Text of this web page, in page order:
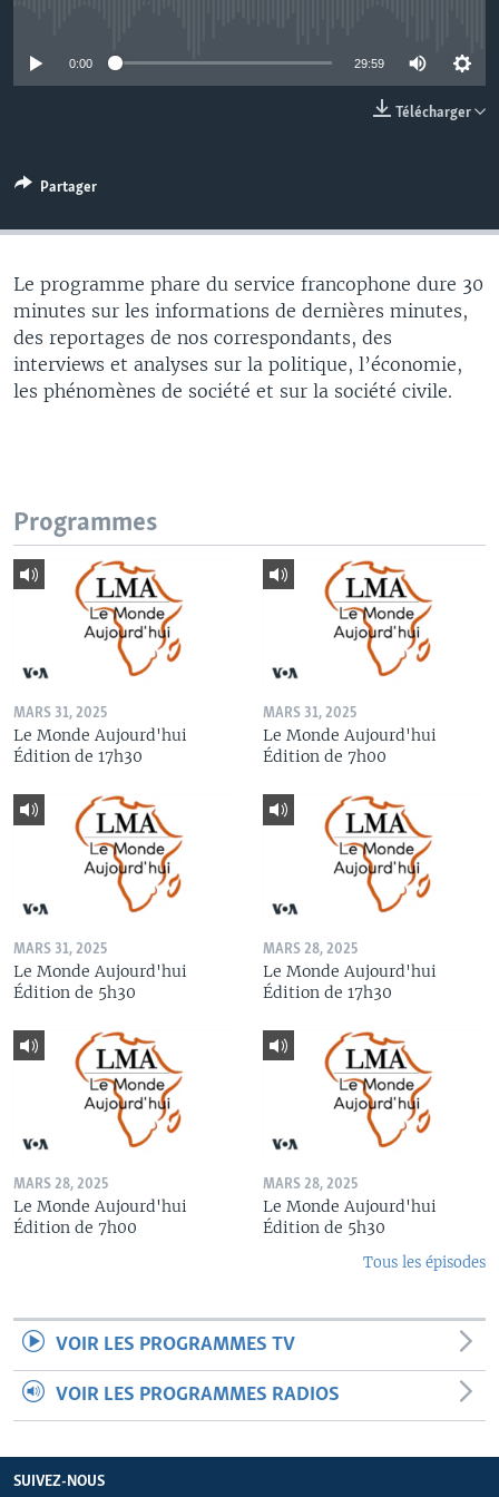
0:00 29:59
Télécharger
Partager
Le programme phare du service francophone dure 30
minutes sur les informations de dernières minutes,
des reportages de nos correspondants, des
interviews et analyses sur la politique, l’économie,
les phénomènes de société et sur la société civile.
Programmes
MARS 31, 2025
Le Monde Aujourd'hui
Édition de 17h30
MARS 31, 2025
Le Monde Aujourd'hui
Édition de 7h00
MARS 31, 2025
Le Monde Aujourd'hui
Édition de 5h30
MARS 28, 2025
Le Monde Aujourd'hui
Édition de 17h30
MARS 28, 2025
Le Monde Aujourd'hui
Édition de 7h00
MARS 28, 2025
Le Monde Aujourd'hui
Édition de 5h30
Tous les épisodes
VOIR LES PROGRAMMES TV
VOIR LES PROGRAMMES RADIOS
SUIVEZ-NOUS